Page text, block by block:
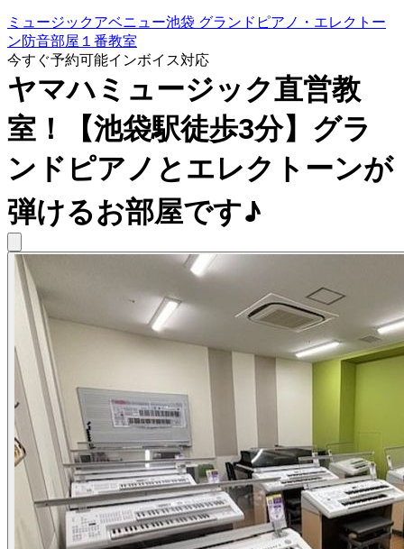
ミュージックアベニュー池袋 グランドピアノ・エレクトー
ン防音部屋１番教室
今すぐ予約可能インボイス対応
ヤマハミュージック直営教
室！【池袋駅徒歩3分】グラ
ンドピアノとエレクトーンが
弾けるお部屋です♪